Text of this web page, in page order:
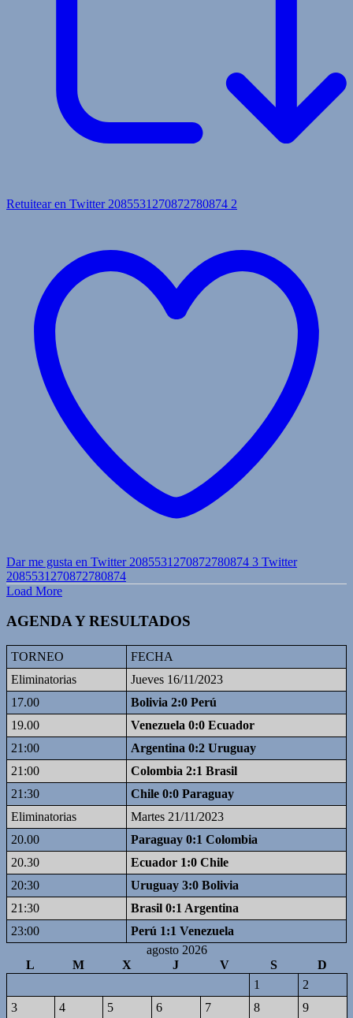
Retuitear en Twitter 2085531270872780874 2
Dar me gusta en Twitter 2085531270872780874 3 Twitter
2085531270872780874
Load More
AGENDA Y RESULTADOS
TORNEO
FECHA
Eliminatorias
Jueves 16/11/2023
17.00
Bolivia 2:0 Perú
19.00
Venezuela 0:0 Ecuador
21:00
Argentina 0:2 Uruguay
21:00
Colombia 2:1 Brasil
21:30
Chile 0:0 Paraguay
Eliminatorias
Martes 21/11/2023
20.00
Paraguay 0:1 Colombia
20.30
Ecuador 1:0 Chile
20:30
Uruguay 3:0 Bolivia
21:30
Brasil 0:1 Argentina
23:00
Perú 1:1 Venezuela
agosto 2026
L
M X J V S
D
1
2
3
4 5 6 7 8 9